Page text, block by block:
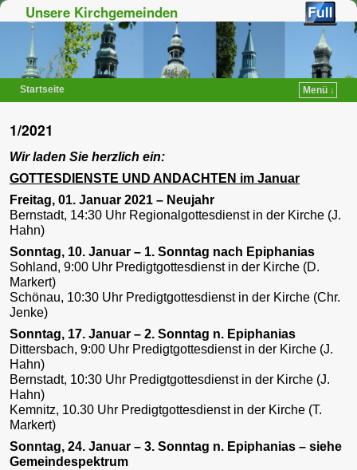
Unsere Kirchgemeinden
Startseite
Menü ↓
1/2021
Wir laden Sie herzlich ein:
GOTTESDIENSTE UND ANDACHTEN im Januar
Freitag, 01. Januar 2021 – Neujahr
Bernstadt, 14:30 Uhr Regionalgottesdienst in der Kirche (J.
Hahn)
Sonntag, 10. Januar – 1. Sonntag nach Epiphanias
Sohland, 9:00 Uhr Predigtgottesdienst in der Kirche (D.
Markert)
Schönau, 10:30 Uhr Predigtgottesdienst in der Kirche (Chr.
Jenke)
Sonntag, 17. Januar – 2. Sonntag n. Epiphanias
Dittersbach, 9:00 Uhr Predigtgottesdienst in der Kirche (J.
Hahn)
Bernstadt, 10:30 Uhr Predigtgottesdienst in der Kirche (J.
Hahn)
Kemnitz, 10.30 Uhr Predigtgottesdienst in der Kirche (T.
Markert)
Sonntag, 24. Januar – 3. Sonntag n. Epiphanias – siehe
Gemeindespektrum